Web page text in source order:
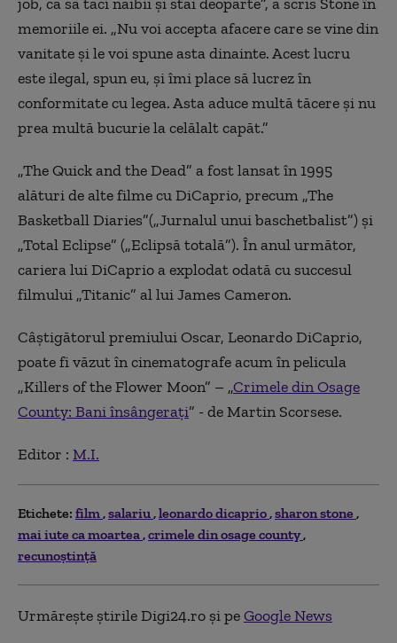
memoriile ei. „Nu voi accepta afacere care se vine din
vanitate și le voi spune asta dinainte. Acest lucru
este ilegal, spun eu, și îmi place să lucrez în
conformitate cu legea. Asta aduce multă tăcere și nu
prea multă bucurie la celălalt capăt.”
„The Quick and the Dead” a fost lansat în 1995
alături de alte filme cu DiCaprio, precum „The
Basketball Diaries”(„Jurnalul unui baschetbalist”) și
„Total Eclipse” („Eclipsă totală”). În anul următor,
cariera lui DiCaprio a explodat odată cu succesul
filmului „Titanic” al lui James Cameron.
Câștigătorul premiului Oscar, Leonardo DiCaprio,
poate fi văzut în cinematografe acum în pelicula
„Killers of the Flower Moon” – „Crimele din Osage
County: Bani însângerați” - de Martin Scorsese.
Editor : M.I.
Etichete: film salariu leonardo dicaprio sharon stone
mai iute ca moartea crimele din osage county
recunoștință
Urmărește știrile Digi24.ro și peGoogle News